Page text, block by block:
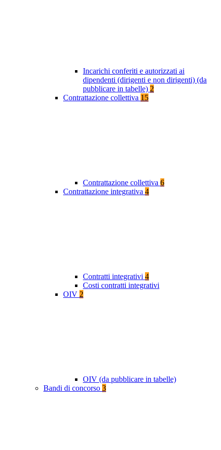
Incarichi conferiti e autorizzati ai
dipendenti (dirigenti e non dirigenti) (da
pubblicare in tabelle) 2
Contrattazione collettiva 15
Contrattazione collettiva 6
Contrattazione integrativa 4
Contratti integrativi 4
Costi contratti integrativi
OIV 2
OIV (da pubblicare in tabelle)
Bandi di concorso 3